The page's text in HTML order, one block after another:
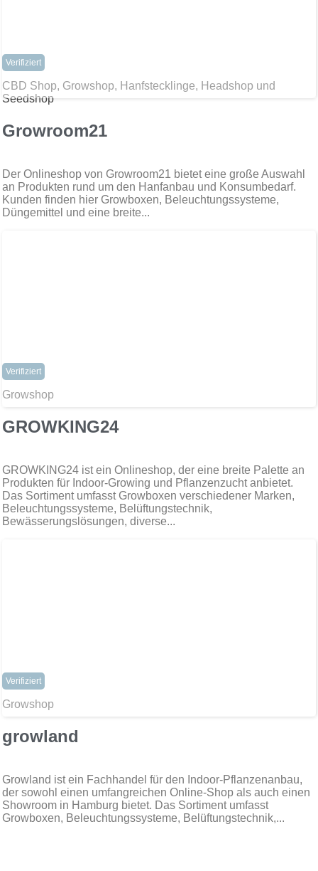
Verifiziert
CBD Shop, Growshop, Hanfstecklinge, Headshop und
Seedshop
Growroom21
Der Onlineshop von Growroom21 bietet eine große Auswahl
an Produkten rund um den Hanfanbau und Konsumbedarf.
Kunden finden hier Growboxen, Beleuchtungssysteme,
Düngemittel und eine breite...
Verifiziert
Growshop
GROWKING24
​GROWKING24 ist ein Onlineshop, der eine breite Palette an
Produkten für Indoor-Growing und Pflanzenzucht anbietet.
Das Sortiment umfasst Growboxen verschiedener Marken,
Beleuchtungssysteme, Belüftungstechnik,
Bewässerungslösungen, diverse...
Verifiziert
Growshop
growland
Growland ist ein Fachhandel für den Indoor-Pflanzenanbau,
der sowohl einen umfangreichen Online-Shop als auch einen
Showroom in Hamburg bietet. Das Sortiment umfasst
Growboxen, Beleuchtungssysteme, Belüftungstechnik,...